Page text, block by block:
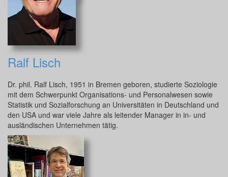
Ralf Lisch
Dr. phil. Ralf Lisch, 1951 in Bremen geboren, studierte Soziologie
mit dem Schwerpunkt Organisations- und Personalwesen sowie
Statistik und Sozialforschung an Universitäten in Deutschland und
den USA und war viele Jahre als leitender Manager in in- und
ausländischen Unternehmen tätig.